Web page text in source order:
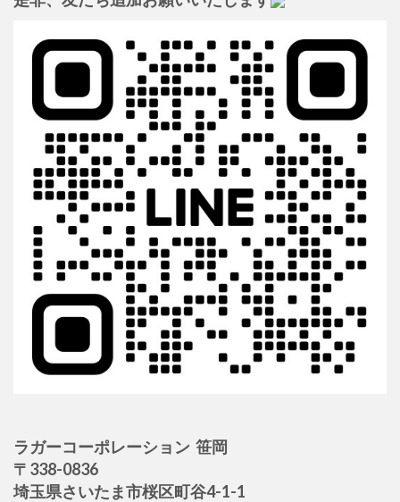
ラガーコーポレーション 笹岡
〒338-0836
埼玉県さいたま市桜区町谷4-1-1